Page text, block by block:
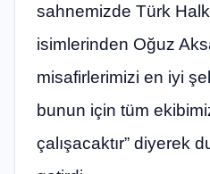
sahnemizde Türk
isimlerinden Oğuz
misafirlerimizi en iyi
bunun için tüm
çalışacaktır” diyerek